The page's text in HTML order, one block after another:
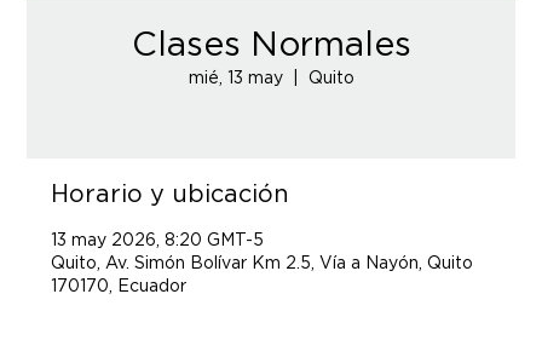
Clases Normales
mié, 13 may
  |
Quito
Horario y ubicación
13 may 2026, 8:20 GMT-5
Quito, Av. Simón Bolívar Km 2.5, Vía a Nayón, Quito
170170, Ecuador